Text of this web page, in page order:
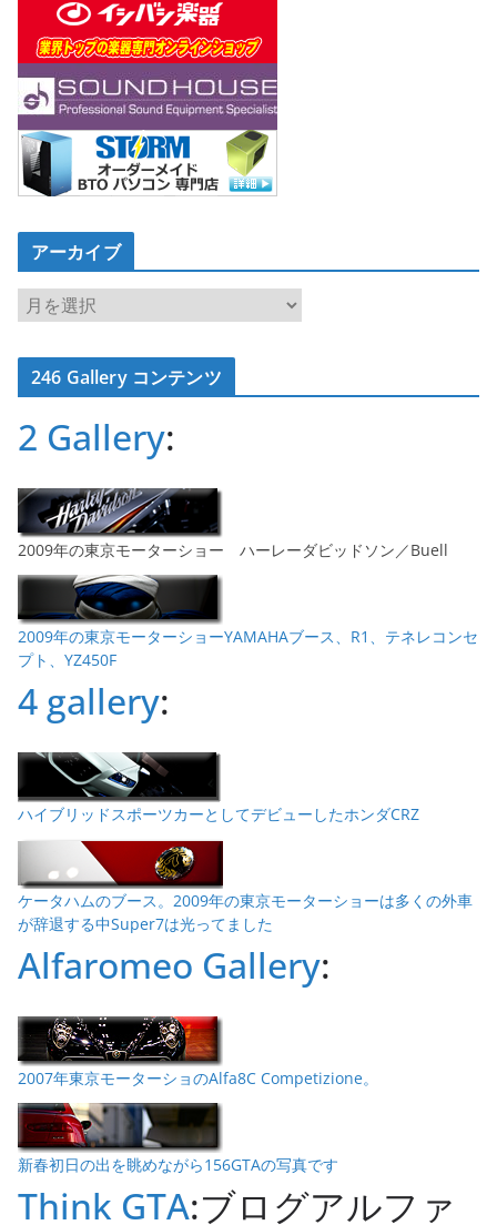
アーカイブ
ア
ー
カ
イ246 Gallery コンテンツ
2 Gallery:
2009年の東京モーターショー ハーレーダビッドソン／Buell
2009年の東京モーターショーYAMAHAブース、R1、テネレコンセ
プト、YZ450F
4 gallery:
ハイブリッドスポーツカーとしてデビューしたホンダCRZ
ケータハムのブース。2009年の東京モーターショーは多くの外車
が辞退する中Super7は光ってました
Alfaromeo Gallery:
2007年東京モーターショのAlfa8C Competizione。
新春初日の出を眺めながら156GTAの写真です
Think GTA:ブログアルファ